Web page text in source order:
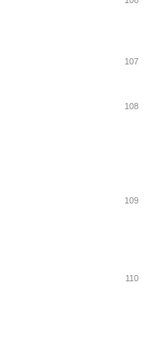
107
108
109
110